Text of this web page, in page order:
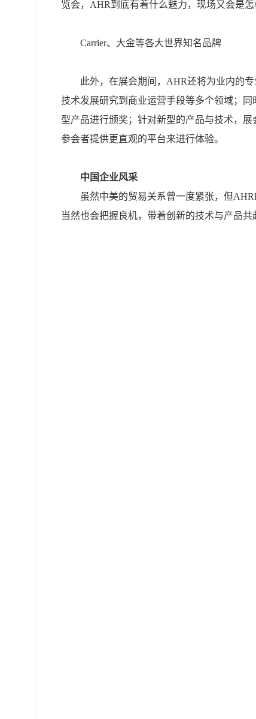
览会，AHR到底有着什么魅力，现场又会是怎
Carrier、大金等各大世界知名品牌
此外，在展会期间，AHR还将为业内的
技术发展研究到商业运营手段等多个领域；
型产品进行颁奖；针对新型的产品与技术，
参会者提供更直观的平台来进行体验。
中国企业风采
虽然中美的贸易关系曾一度紧张，但
当然也会把握良机，带着创新的技术与产品